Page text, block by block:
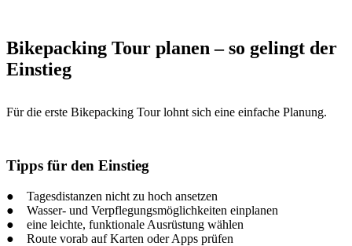
Bikepacking Tour planen – so gelingt der
Einstieg
Für die erste Bikepacking Tour lohnt sich eine einfache Planung.
Tipps für den Einstieg
● Tagesdistanzen nicht zu hoch ansetzen
● Wasser- und Verpflegungsmöglichkeiten einplanen
● eine leichte, funktionale Ausrüstung wählen
● Route vorab auf Karten oder Apps prüfen